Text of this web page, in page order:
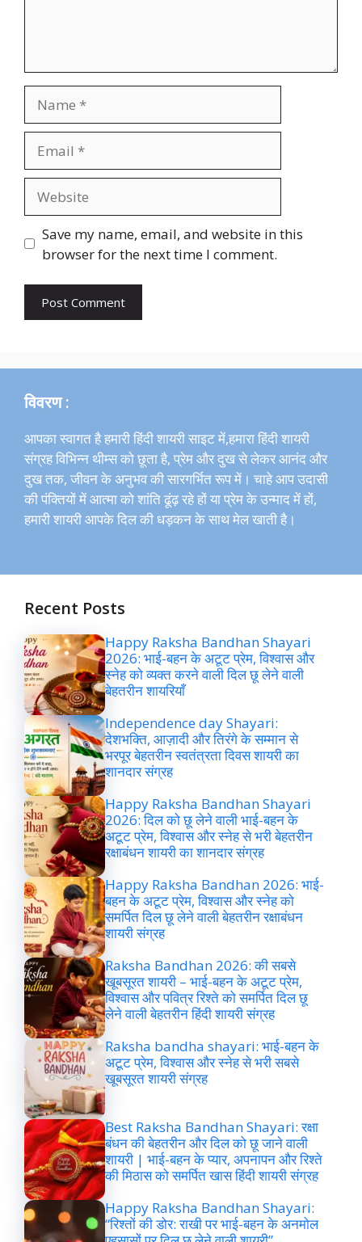
Save my name, email, and website in this
browser for the next time I comment.
विवरण :
आपका स्वागत है हमारी हिंदी शायरी साइट में,हमारा हिंदी शायरी
संग्रह विभिन्न थीम्स को छूता है, प्रेम और दुख से लेकर आनंद और
दुख तक, जीवन के अनुभव की सारगर्भित रूप में। चाहे आप उदासी
की पंक्तियों में आत्मा को शांति ढूंढ़ रहे हों या प्रेम के उन्माद में हों,
हमारी शायरी आपके दिल की धड़कन के साथ मेल खाती है।
Recent Posts
Happy Raksha Bandhan Shayari
2026: भाई-बहन के अटूट प्रेम, विश्वास और
स्नेह को व्यक्त करने वाली दिल छू लेने वाली
बेहतरीन शायरियाँ
Independence day Shayari:
देशभक्ति, आज़ादी और तिरंगे के सम्मान से
भरपूर बेहतरीन स्वतंत्रता दिवस शायरी का
शानदार संग्रह
Happy Raksha Bandhan Shayari
2026: दिल को छू लेने वाली भाई-बहन के
अटूट प्रेम, विश्वास और स्नेह से भरी बेहतरीन
रक्षाबंधन शायरी का शानदार संग्रह
Happy Raksha Bandhan 2026: भाई-
बहन के अटूट प्रेम, विश्वास और स्नेह को
समर्पित दिल छू लेने वाली बेहतरीन रक्षाबंधन
शायरी संग्रह
Raksha Bandhan 2026: की सबसे
खूबसूरत शायरी – भाई-बहन के अटूट प्रेम,
विश्वास और पवित्र रिश्ते को समर्पित दिल छू
लेने वाली बेहतरीन हिंदी शायरी संग्रह
Raksha bandha shayari: भाई-बहन के
अटूट प्रेम, विश्वास और स्नेह से भरी सबसे
खूबसूरत शायरी संग्रह
Best Raksha Bandhan Shayari: रक्षा
बंधन की बेहतरीन और दिल को छू जाने वाली
शायरी | भाई-बहन के प्यार, अपनापन और रिश्ते
की मिठास को समर्पित खास हिंदी शायरी संग्रह
Happy Raksha Bandhan Shayari:
“रिश्तों की डोर: राखी पर भाई-बहन के अनमोल